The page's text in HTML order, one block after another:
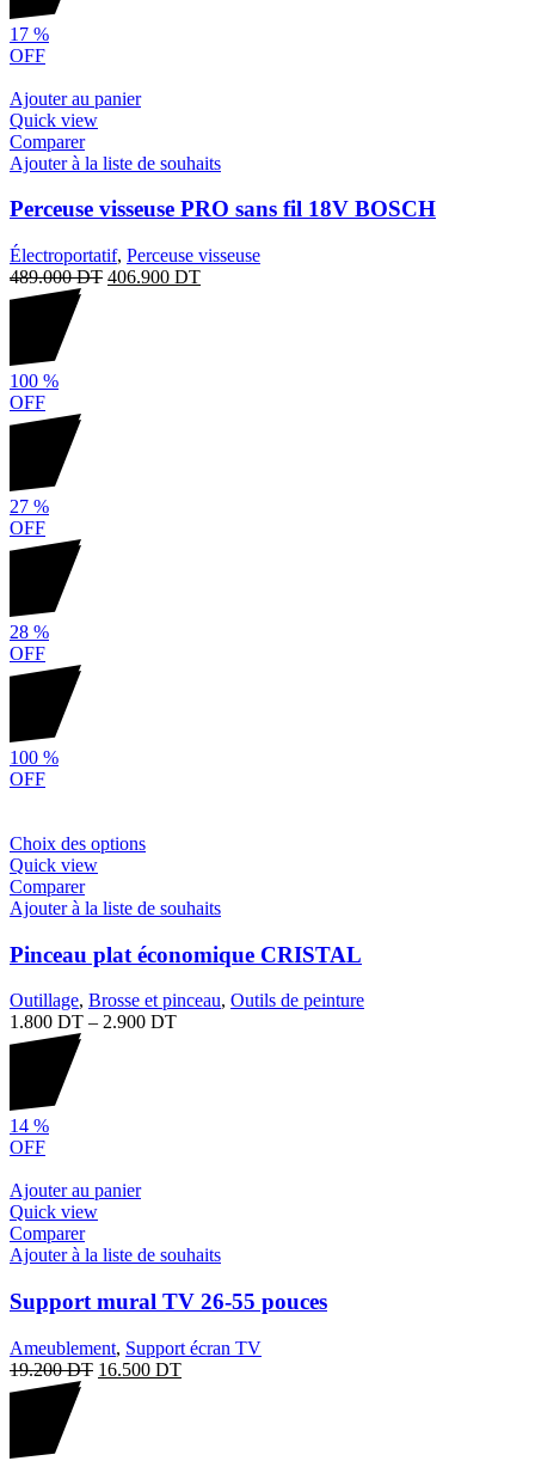
17 %
OFF
Ajouter au panier
Quick view
Comparer
Ajouter à la liste de souhaits
Perceuse visseuse PRO sans fil 18V BOSCH
Électroportatif, Perceuse visseuse
489.000DT 406.900 DT
100 %
OFF
27 %
OFF
28 %
OFF
100 %
OFF
Choix des options
Quick view
Comparer
Ajouter à la liste de souhaits
Pinceau plat économique CRISTAL
Outillage, Brosse et pinceau, Outils de peinture
1.800 DT – 2.900 DT
14 %
OFF
Ajouter au panier
Quick view
Comparer
Ajouter à la liste de souhaits
Support mural TV 26-55 pouces
Ameublement, Support écran TV
19.200DT 16.500 DT